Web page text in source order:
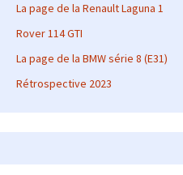
La page de la Renault Laguna 1
Rover 114 GTI
La page de la BMW série 8 (E31)
Rétrospective 2023